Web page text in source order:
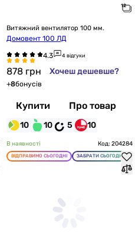
Витяжний вентилятор 100 мм.
Домовент 100 ЛД
4 відгуки
878 грн Хочеш дешевше?
+8бонусів
Купити Про товар
10 10 5 10
В наявності Код: 204284
ВІДПРАВИМО СЬОГОДНІ ЗАБРАТИ СЬОГОДНІ